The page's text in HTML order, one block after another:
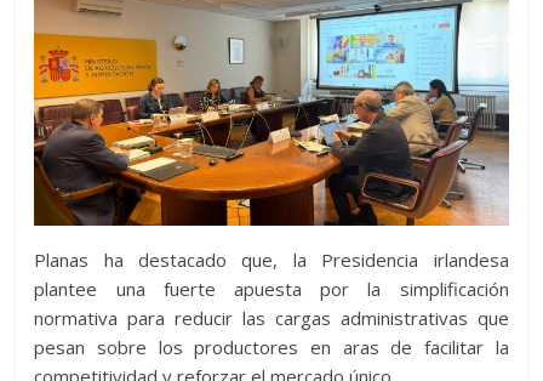
Planas ha destacado que, la Presidencia irlandesa
plantee una fuerte apuesta por la simplificación
normativa para reducir las cargas administrativas que
pesan sobre los productores en aras de facilitar la
competitividad y reforzar el mercado único.